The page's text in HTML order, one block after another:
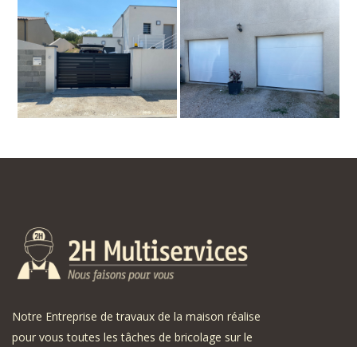
Notre Entreprise de travaux de la maison réalise
pour vous toutes les tâches de bricolage sur le